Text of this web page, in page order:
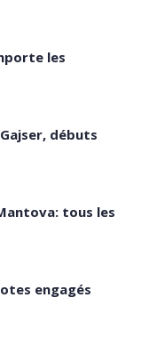
les
débuts
tous les
engagés